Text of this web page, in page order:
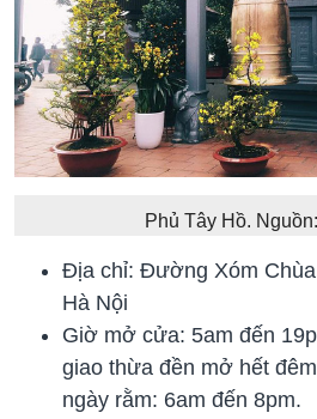
Phủ Tây Hồ.
Địa chỉ: Đường Xóm
Hà Nội
Giờ mở cửa: 5am đến
giao thừa đền mở hết
ngày rằm: 6am đến 8pm.